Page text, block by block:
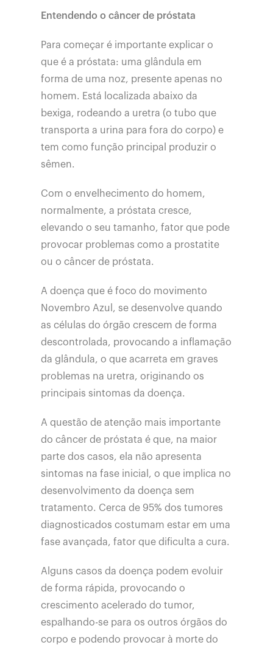
Entendendo o câncer de próstata
Para começar é importante explicar o
que é a próstata: uma glândula em
forma de uma noz, presente apenas no
homem. Está localizada abaixo da
bexiga, rodeando a uretra (o tubo que
transporta a urina para fora do corpo) e
tem como função principal produzir o
sêmen.
Com o envelhecimento do homem,
normalmente, a próstata cresce,
elevando o seu tamanho, fator que pode
provocar problemas como a prostatite
ou o câncer de próstata.
A doença que é foco do movimento
Novembro Azul, se desenvolve quando
as células do órgão crescem de forma
descontrolada, provocando a inflamação
da glândula, o que acarreta em graves
problemas na uretra, originando os
principais sintomas da doença.
A questão de atenção mais importante
do câncer de próstata é que, na maior
parte dos casos, ela não apresenta
sintomas na fase inicial, o que implica no
desenvolvimento da doença sem
tratamento. Cerca de 95% dos tumores
diagnosticados costumam estar em uma
fase avançada, fator que dificulta a cura.
Alguns casos da doença podem evoluir
de forma rápida, provocando o
crescimento acelerado do tumor,
espalhando-se para os outros órgãos do
corpo e podendo provocar à morte do